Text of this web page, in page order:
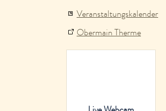
Veranstaltungskalender
Obermain Therme